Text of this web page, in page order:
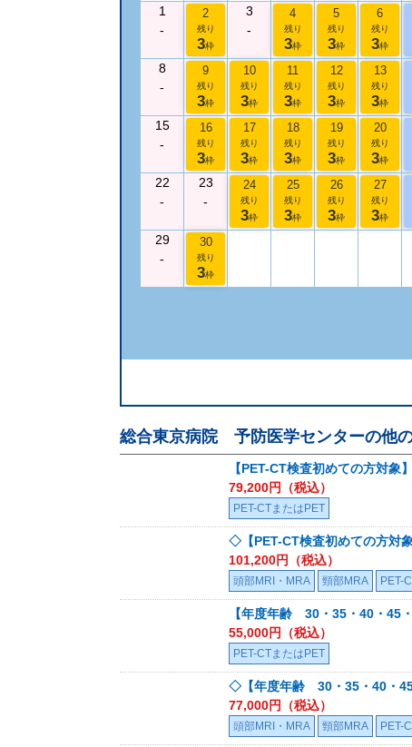
1
-
2
残り
3枠
3
-
4
残り
3枠
5
残り
3枠
6
残り
3枠
8
-
9
残り
3枠
10
残り
3枠
11
残り
3枠
12
残り
3枠
13
残り
3枠
15
-
16
残り
3枠
17
残り
3枠
18
残り
3枠
19
残り
3枠
20
残り
3枠
22
-
23
-
24
残り
3枠
25
残り
3枠
26
残り
3枠
27
残り
3枠
29
-
30
残り
3枠
総合東京病院 予防医学センターの他
【PET-CT検査初めての方対象
79,200円（税込）
PET-CTまたはPET
◇【PET-CT検査初めての方対
101,200円（税込）
頭部MRI・MRA 頸部MRA PET-
【年度年齢 30・35・40・45
55,000円（税込）
PET-CTまたはPET
◇【年度年齢 30・35・40・45
77,000円（税込）
頭部MRI・MRA 頸部MRA PET-